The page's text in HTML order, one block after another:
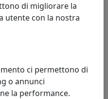
BILLIANI, MODELLO
di migliorare la
utente con la nostra
ci permettono di
o annunci
la performance.